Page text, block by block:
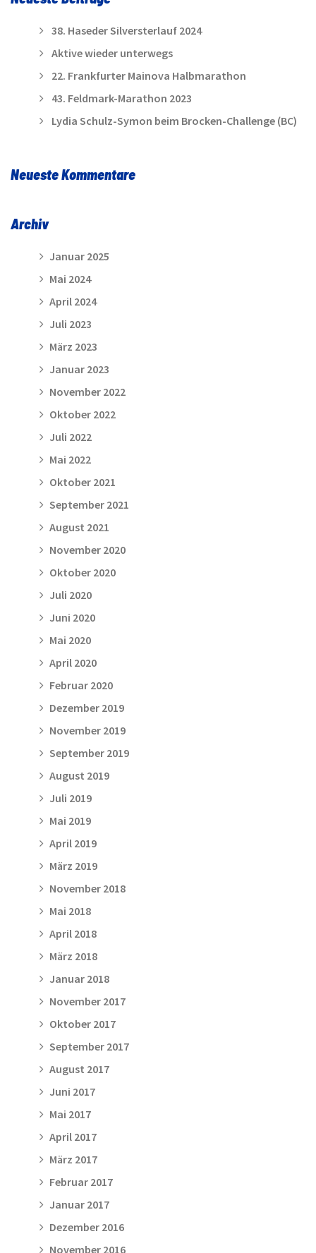
38. Haseder Silversterlauf 2024
Aktive wieder unterwegs
22. Frankfurter Mainova Halbmarathon
43. Feldmark-Marathon 2023
Lydia Schulz-Symon beim Brocken-Challenge (BC)
Neueste Kommentare
Archiv
Januar 2025
Mai 2024
April 2024
Juli 2023
März 2023
Januar 2023
November 2022
Oktober 2022
Juli 2022
Mai 2022
Oktober 2021
September 2021
August 2021
November 2020
Oktober 2020
Juli 2020
Juni 2020
Mai 2020
April 2020
Februar 2020
Dezember 2019
November 2019
September 2019
August 2019
Juli 2019
Mai 2019
April 2019
März 2019
November 2018
Mai 2018
April 2018
März 2018
Januar 2018
November 2017
Oktober 2017
September 2017
August 2017
Juni 2017
Mai 2017
April 2017
März 2017
Februar 2017
Januar 2017
Dezember 2016
November 2016